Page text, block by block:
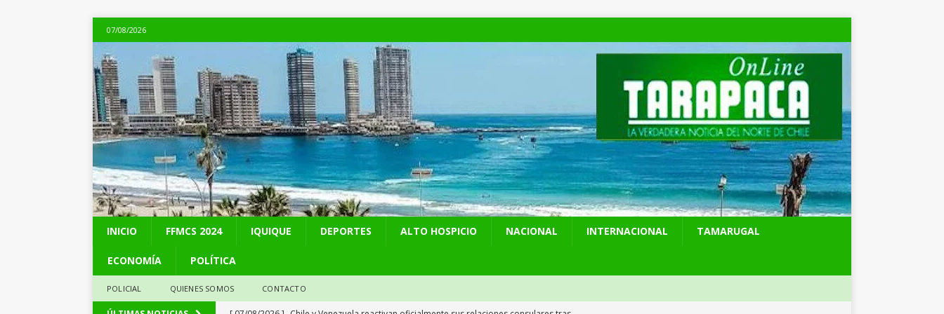
07/08/2026
INICIO FFMCS 2024 IQUIQUE DEPORTES ALTO HOSPICIO NACIONAL INTERNACIONAL TAMARUGAL
ECONOMÍA POLÍTICA
POLICIAL QUIENES SOMOS CONTACTO